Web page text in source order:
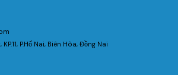
P.Hố Nai, Biên Hòa, Đồng Nai